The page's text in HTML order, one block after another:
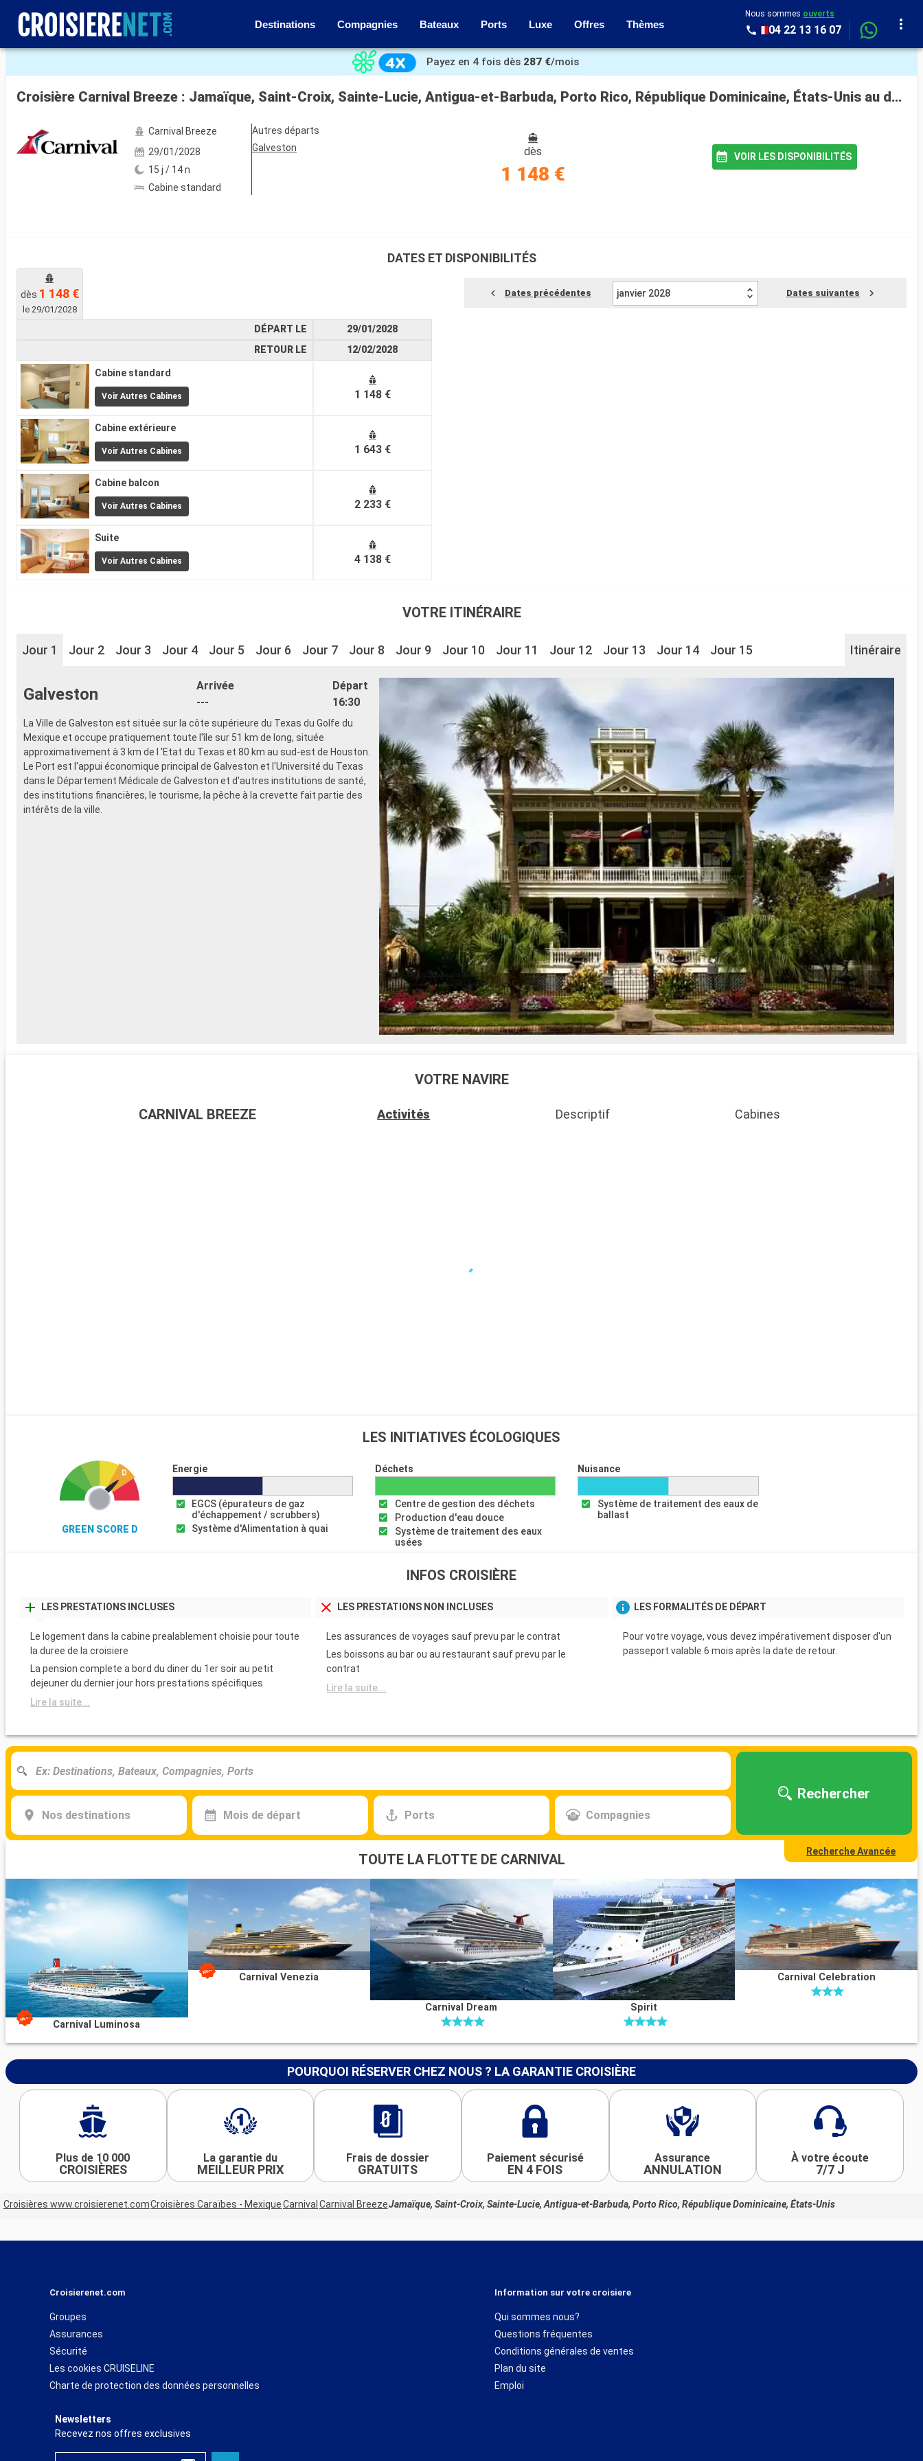
Destinations Compagnies Bateaux Ports Luxe Offres Thèmes
Nous sommes ouverts
04 22 13 16 07
Voir les 82 autres photos
Payez en 4 fois dès 287 €/mois
Croisière Carnival Breeze : Jamaïque, Saint-Croix, Sainte-Lucie, Antigua-et-Barbuda, Porto Rico, République Dominicaine, États-Unis au départ de Galveston
Carnival Breeze
29/01/2028
15 j / 14 n
Cabine standard
Autres départs
Galveston
dès
1 148 €
VOIR LES DISPONIBILITÉS
DATES ET DISPONIBILITÉS
dès 1 148 €
le 29/01/2028
Dates précédentes janvier 2028 Dates suivantes
DÉPART LE
RETOUR LE
Cabine standard
Voir Autres Cabines
Cabine extérieure
Voir Autres Cabines
Cabine balcon
Voir Autres Cabines
Suite
Voir Autres Cabines
29/01/2028
12/02/2028
1 148 €
1 643 €
2 233 €
4 138 €
VOTRE ITINÉRAIRE
Jour 1 Jour 2 Jour 3 Jour 4 Jour 5 Jour 6 Jour 7 Jour 8 Jour 9 Jour 10 Jour 11 Jour 12 Jour 13 Jour 14 Jour 15 Itinéraire
Galveston
Arrivée
---
Départ
16:30
La Ville de Galveston est située sur la côte supérieure du Texas du Golfe du
Mexique et occupe pratiquement toute l'île sur 51 km de long, située
approximativement à 3 km de l 'Etat du Texas et 80 km au sud-est de Houston.
Le Port est l'appui économique principal de Galveston et l'Université du Texas
dans le Département Médicale de Galveston et d'autres institutions de santé,
des institutions financières, le tourisme, la pêche à la crevette fait partie des
intérêts de la ville.
VOTRE NAVIRE
CARNIVAL BREEZE Activités Descriptif Cabines
LES INITIATIVES ÉCOLOGIQUES
GREEN SCORE D
Energie
EGCS (épurateurs de gaz
d'échappement / scrubbers)
Système d'Alimentation à quai
Déchets
Centre de gestion des déchets
Production d'eau douce
Système de traitement des eaux
usées
Nuisance
Système de traitement des eaux de
ballast
INFOS CROISIÈRE
LES PRESTATIONS INCLUSES
Le logement dans la cabine prealablement choisie pour toute
la duree de la croisiere
La pension complete a bord du diner du 1er soir au petit
dejeuner du dernier jour hors prestations spécifiques
Lire la suite...
LES PRESTATIONS NON INCLUSES
Les assurances de voyages sauf prevu par le contrat
Les boissons au bar ou au restaurant sauf prevu par le
contrat
Lire la suite...
LES FORMALITÉS DE DÉPART
Pour votre voyage, vous devez impérativement disposer d'un
passeport valable 6 mois après la date de retour.
Nos destinations Mois de départ Ports Compagnies
Rechercher
Recherche Avancée
TOUTE LA FLOTTE DE CARNIVAL
Carnival Luminosa
Carnival Venezia
Carnival Dream Spirit
Carnival Celebration
POURQUOI RÉSERVER CHEZ NOUS ? LA GARANTIE CROISIÈRE
Plus de 10 000
CROISIÈRES
La garantie du
MEILLEUR PRIX
Frais de dossier
GRATUITS
Paiement sécurisé
EN 4 FOIS
Assurance
ANNULATION
À votre écoute
7/7 J
Croisières www.croisierenet.comCroisières Caraïbes - MexiqueCarnival Carnival BreezeJamaïque, Saint-Croix, Sainte-Lucie, Antigua-et-Barbuda, Porto Rico, République Dominicaine, États-Unis
Croisierenet.com
Groupes
Assurances
Sécurité
Les cookies CRUISELINE
Charte de protection des données personnelles
Information sur votre croisiere
Qui sommes nous?
Questions fréquentes
Conditions générales de ventes
Plan du site
Emploi
Newsletters
Recevez nos offres exclusives